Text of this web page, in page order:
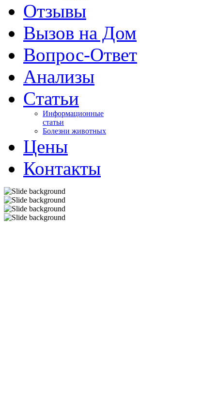
Отзывы
Вызов на Дом
Вопрос-Ответ
Анализы
Cтатьи
Информационные
статьи
Болезни животных
Цены
Контакты